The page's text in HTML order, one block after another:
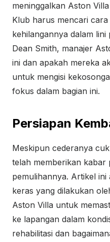
meninggalkan Aston
Klub harus mencari
kehilangannya dalam
Dean Smith, manajer
ini dan apakah mereka
untuk mengisi
fokus dalam bagian ini.
Persiapan
Meskipun cederanya
telah memberikan kabar
pemulihannya. Artikel
keras yang dilakukan
Aston Villa untuk
ke lapangan dalam
rehabilitasi dan